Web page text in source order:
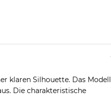
klaren Silhouette. Das Modell
Die charakteristische